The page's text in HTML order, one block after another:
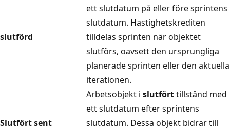
slutförd
ett slutdatum på eller före sprintens
slutdatum. Hastighetskrediten
tilldelas sprinten när objektet
slutförs, oavsett den ursprungliga
planerade sprinten eller den aktuella
iterationen.
Slutfört sent
Arbetsobjekt i slutförttillstånd med
ett slutdatum efter sprintens
slutdatum. Dessa objekt bidrar till